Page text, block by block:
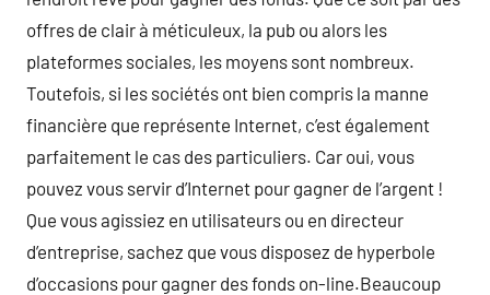
offres de clair à méticuleux, la pub ou alors les
plateformes sociales, les moyens sont nombreux.
Toutefois, si les sociétés ont bien compris la manne
financière que représente Internet, c’est également
parfaitement le cas des particuliers. Car oui, vous
pouvez vous servir d’Internet pour gagner de l’argent !
Que vous agissiez en utilisateurs ou en directeur
d’entreprise, sachez que vous disposez de hyperbole
d’occasions pour gagner des fonds on-line.Beaucoup